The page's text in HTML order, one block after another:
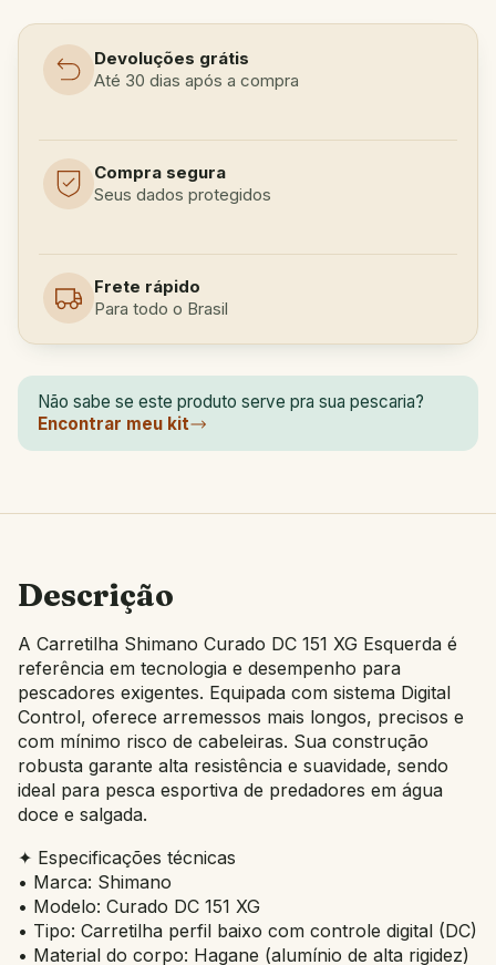
Devoluções grátis
Até 30 dias após a compra
Compra segura
Seus dados protegidos
Frete rápido
Para todo o Brasil
Não sabe se este produto serve pra sua pescaria?
Encontrar meu kit
Descrição
A Carretilha Shimano Curado DC 151 XG Esquerda é
referência em tecnologia e desempenho para
pescadores exigentes. Equipada com sistema Digital
Control, oferece arremessos mais longos, precisos e
com mínimo risco de cabeleiras. Sua construção
robusta garante alta resistência e suavidade, sendo
ideal para pesca esportiva de predadores em água
doce e salgada.
✦ Especificações técnicas
• Marca: Shimano
• Modelo: Curado DC 151 XG
• Tipo: Carretilha perfil baixo com controle digital (DC)
• Material do corpo: Hagane (alumínio de alta rigidez)